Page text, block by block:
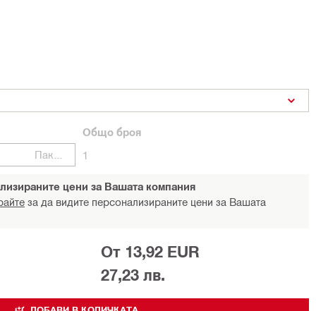
Общо броя
1
цени за Вашата компания
за да видите персонализираните цени за Вашата
От 13,92 EUR
27,23 лв.